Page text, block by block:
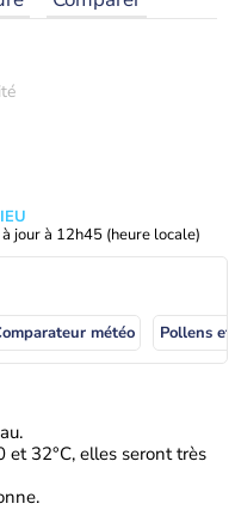
jour à 12h45 (heure locale)
météo Pollens
et 32°C, elles seront très